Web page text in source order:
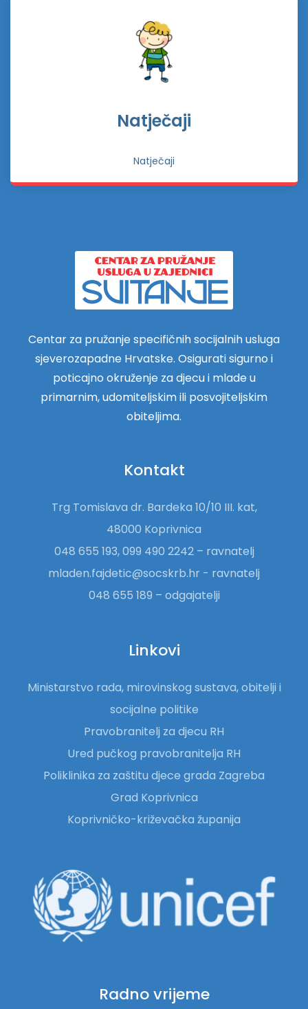
Natječaji
Natječaji
Centar za pružanje specifičnih socijalnih usluga
sjeverozapadne Hrvatske. Osigurati sigurno i
poticajno okruženje za djecu i mlade u
primarnim, udomiteljskim ili posvojiteljskim
obiteljima.
Kontakt
Trg Tomislava dr. Bardeka 10/10 III. kat,
48000 Koprivnica
048 655 193, 099 490 2242 – ravnatelj
mladen.fajdetic@socskrb.hr - ravnatelj
048 655 189 – odgajatelji
Linkovi
Ministarstvo rada, mirovinskog sustava, obitelji i
socijalne politike
Pravobranitelj za djecu RH
Ured pučkog pravobranitelja RH
Poliklinika za zaštitu djece grada Zagreba
Grad Koprivnica
Koprivničko-križevačka županija
Radno vrijeme